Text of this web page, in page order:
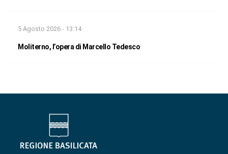
5 Agosto 2026 - 13:14
Moliterno, l’opera di Marcello Tedesco